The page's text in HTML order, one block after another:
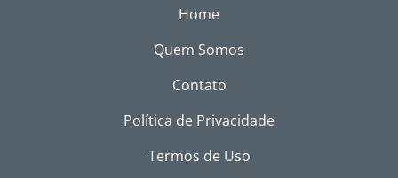
Home
Quem Somos
Contato
Política de Privacidade
Termos de Uso